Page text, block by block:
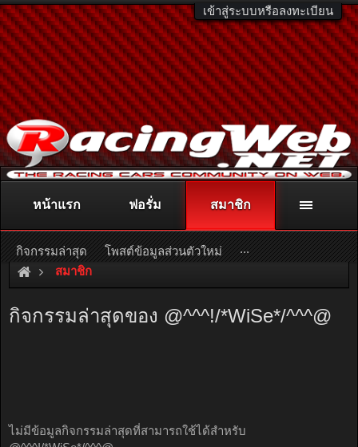
เข้าสู่ระบบหรือลงทะเบียน
ติดต่อลงโฆษณา racingweb@gmail.comหรือโทร. 081-811-1138
หรืออ่านรายละเอียดเพิ่มเติม คลิกที่นี่
สมาชิก
กิจกรรมล่าสุดของ @^^^!/*WiSe*/^^^@
ไม่มีข้อมูลกิจกรรมล่าสุดที่สามารถใช้ได้สำหรับ
หน้าแรก ฟอรั่ม สมาชิก
กิจกรรมล่าสุด โพสต์ข้อมูลส่วนตัวใหม่ ...